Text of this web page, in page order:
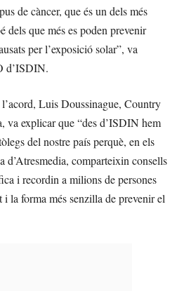
de càncer, que és un dels més
dels que més es poden prevenir
per l’exposició solar”, va
d’ISDIN.
Luis Doussinague, Country
va explicar que “des d’ISDIN hem
del nostre país perquè, en els
d’Atresmedia, comparteixin consells
i recordin a milions de persones
la forma més senzilla de prevenir el